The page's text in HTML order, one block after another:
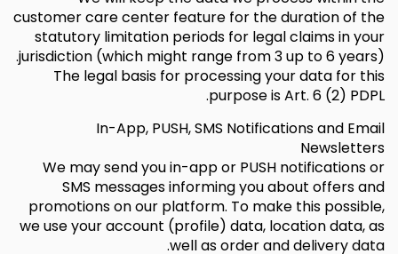
customer care center feature for the duration of the
statutory limitation periods for legal claims in your
jurisdiction (which might range from 3 up to 6 years).
The legal basis for processing your data for this
purpose is Art. 6 (2) PDPL.
In-App, PUSH, SMS Notifications and Email
Newsletters
We may send you in-app or PUSH notifications or
SMS messages informing you about offers and
promotions on our platform. To make this possible,
we use your account (profile) data, location data, as
well as order and delivery data.